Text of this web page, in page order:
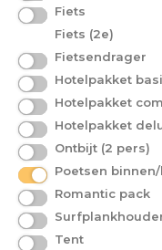
Fiets
Fiets (2e)
Fietsendrager
Hotelpakket
Hotelpakket
Hotelpakket
Ontbijt (2 pers)
Poetsen
Romantic pack
Tent